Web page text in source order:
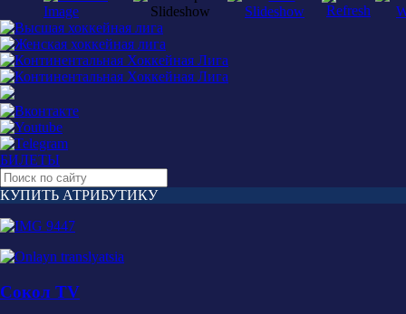
БИЛЕТЫ
КУПИТЬ АТРИБУТИКУ
Сокол TV